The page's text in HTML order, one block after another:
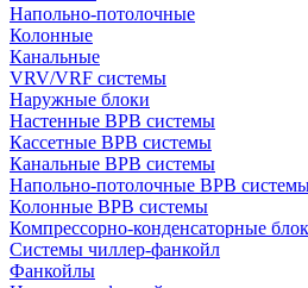
Напольно-потолочные
Колонные
Канальные
VRV/VRF системы
Наружные блоки
Настенные ВРВ системы
Кассетные ВРВ системы
Канальные ВРВ системы
Напольно-потолочные ВРВ
Колонные ВРВ системы
Компрессорно-конденсаторные
Системы чиллер-фанкойл
Фанкойлы